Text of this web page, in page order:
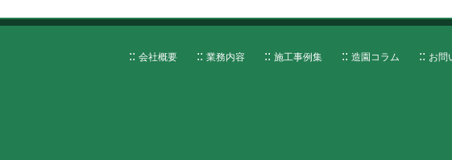
会社概要 業務内容 施工事例集 造園コラム お問